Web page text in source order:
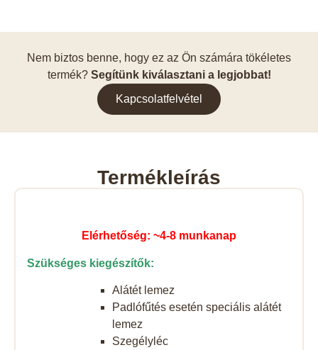
Nem biztos benne, hogy ez az Ön számára tökéletes
termék? Segítünk kiválasztani a legjobbat!
Kapcsolatfelvétel
Termékleírás
Elérhetőség: ~4-8 munkanap
Szükséges kiegészítők:
Alátét lemez
Padlófűtés esetén speciális alátét
lemez
Szegélyléc